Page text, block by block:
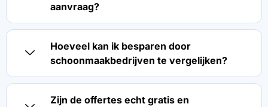
aanvraag?
Hoeveel kan ik besparen door
schoonmaakbedrijven te vergelijken?
Zijn de offertes echt gratis en